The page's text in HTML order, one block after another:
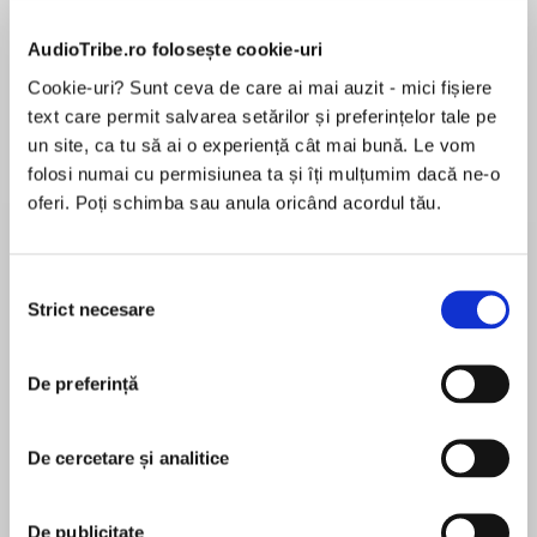
AudioTribe.ro folosește cookie-uri
Cookie-uri? Sunt ceva de care ai mai auzit - mici fișiere
text care permit salvarea setărilor și preferințelor tale pe
un site, ca tu să ai o experiență cât mai bună. Le vom
folosi numai cu permisiunea ta și îți mulțumim dacă ne-o
oferi. Poți schimba sau anula oricând acordul tău.
consimțământului
Strict necesare
De preferință
De cercetare și analitice
De publicitate
Desprecarte
„Mantre ale devoalării. Dinspre hiperrealismul
copilăriei înspre confruntarea și acceptarea
sinelui. Vocea caldă și înfundată care te
izvorând toate din spatele tonului confesiv.
Incantaţii pentru bogăţia şi forţa feminină ce va
Doamne, ce versuri frumoase despre dragoste,
unul dintre cele mai pozitive vibe-uri în poezia
ultimilor ani.” – Andrei Dósa
„Crisalidă este «tabloul ăsta numit viață» în
MAI MULT
Recenzii
Atât de frumos e volumul acesta de poezii încât
chiar voi merge să dau bănuții pe el încât să-l
am în biblioteca mea. Aș mai citi și asculta